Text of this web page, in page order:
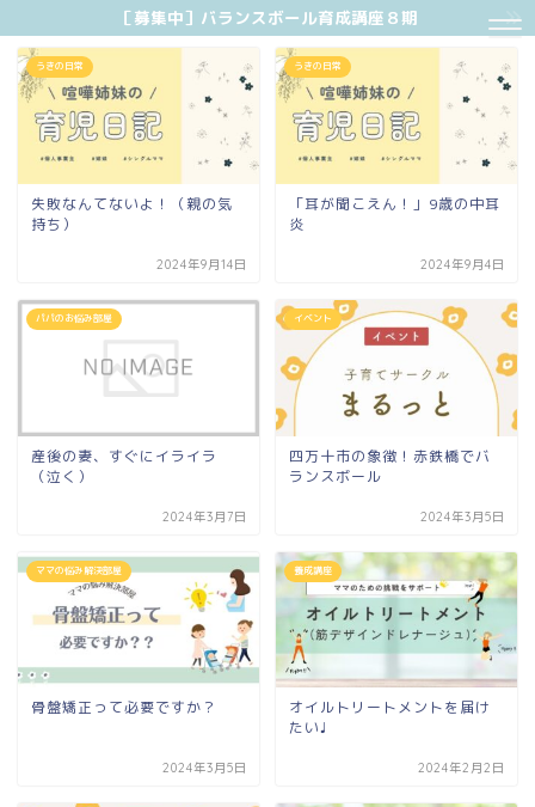
［募集中］バランスボール育成講座８期
うきの日常
失敗なんてないよ！（親の気
持ち）
2024年9月14日
うきの日常
「耳が聞こえん！」9歳の中耳
炎
2024年9月4日
パパのお悩み部屋
産後の妻、すぐにイライラ
（泣く）
2024年3月7日
イベント
四万十市の象徴！赤鉄橋でバ
ランスボール
2024年3月5日
ママの悩み解決部屋
骨盤矯正って必要ですか？
2024年3月5日
養成講座
オイルトリートメントを届け
たい♩
2024年2月2日